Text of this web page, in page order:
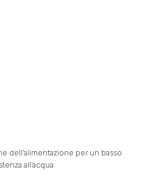
dell’alimentazione per un basso
all’acqua